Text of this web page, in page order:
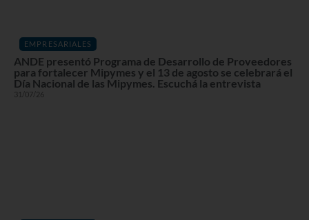
EMPRESARIALES
ANDE presentó Programa de Desarrollo de Proveedores
para fortalecer Mipymes y el 13 de agosto se celebrará el
Día Nacional de las Mipymes. Escuchá la entrevista
31/07/26